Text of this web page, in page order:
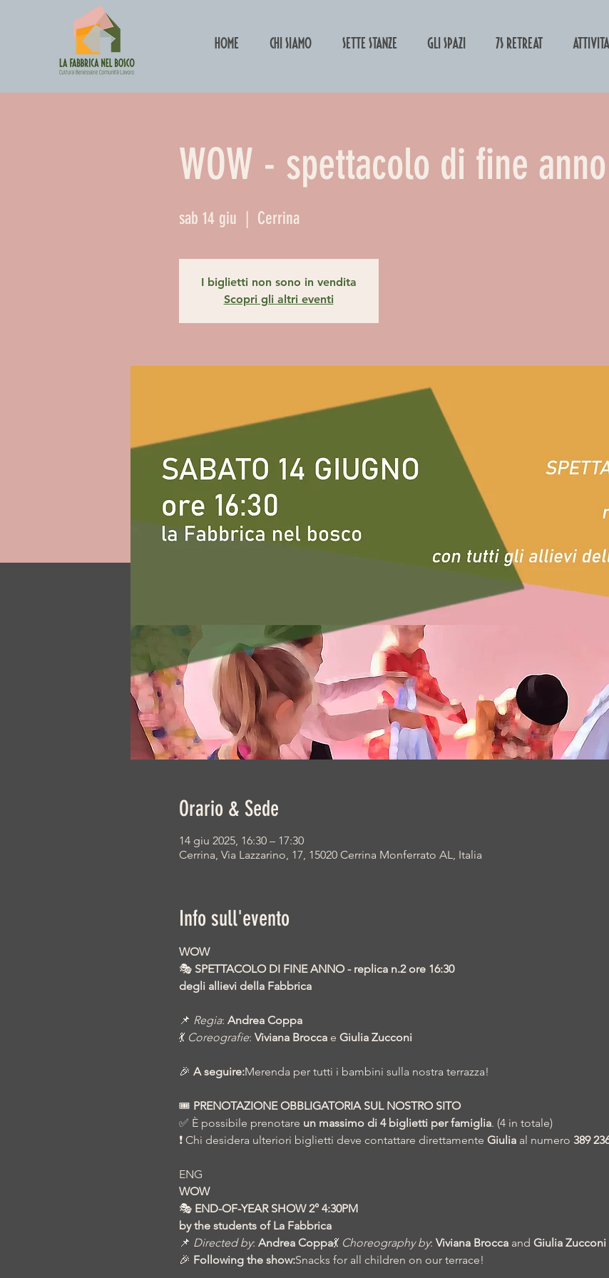
HOME Chi siamo SETTE STANZE GLI SPAZI 7s-retreat ATTIVITA'
WOW - spettacolo di fine
sab 14 giu Cerrina
I biglietti non sono in vendita
Scopri gli altri eventi
Orario & Sede
14 giu 2025, 16:30 – 17:30
Cerrina, Via Lazzarino, 17, 15020 Cerrina Monferrato AL, Italia
Info sull'evento
WOW
🎭 SPETTACOLO DI FINE ANNO - replica n.2 ore 16:30
degli allievi della Fabbrica
📌 Regia: Andrea Coppa
💃 Coreografie: Viviana Brocca e Giulia Zucconi
🎉 A seguire:Merenda per tutti i bambini sulla nostra terrazza!
🎟️ PRENOTAZIONE OBBLIGATORIA SUL NOSTRO SITO
✅ È possibile prenotare un massimo di 4 biglietti per famiglia. (4 in totale)
❗ Chi desidera ulteriori biglietti deve contattare direttamente Giulia al numero 389
ENG
WOW
🎭 END-OF-YEAR SHOW 2° 4:30PM
by the students of La Fabbrica
📌 Directed by: Andrea Coppa💃 Choreography by: Viviana Brocca and Giulia Zucconi
🎉 Following the show:Snacks for all children on our terrace!